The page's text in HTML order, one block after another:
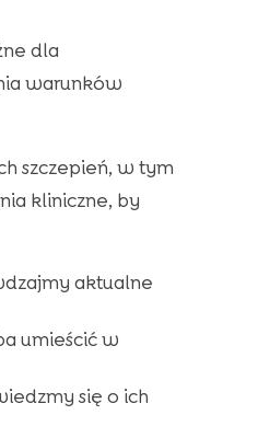
dla
warunków
szczepień, w tym
kliniczne, by
aktualne
umieścić w
się o ich